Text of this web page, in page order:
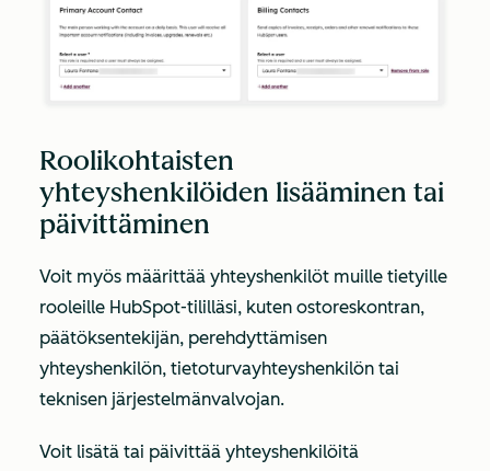
Roolikohtaisten
yhteyshenkilöiden lisääminen tai
päivittäminen
Voit myös määrittää yhteyshenkilöt muille tietyille
rooleille HubSpot-tililläsi, kuten ostoreskontran,
päätöksentekijän, perehdyttämisen
yhteyshenkilön, tietoturvayhteyshenkilön tai
teknisen järjestelmänvalvojan.
Voit lisätä tai päivittää yhteyshenkilöitä